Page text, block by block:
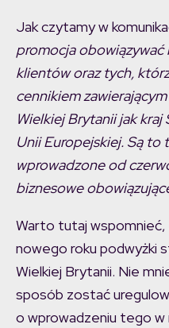
Jak czytamy w
promocja
klientów oraz tych,
cennikiem
Wielkiej Brytanii jak
Unii Europejskiej. Są
wprowadzone od
biznesowe
Warto tutaj wspomnieć,
nowego roku podwyżki
Wielkiej Brytanii. Nie
sposób zostać
o wprowadzeniu tego w